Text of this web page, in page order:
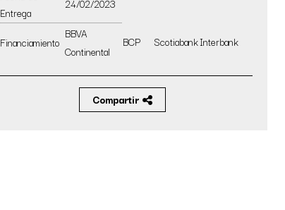
Entrega
24/02/2023
Financiamiento
BBVA
Continental
BCP ScotiabankInterbank
Compartir